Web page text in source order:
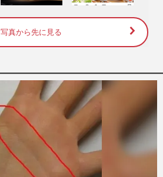
写真から先に見る